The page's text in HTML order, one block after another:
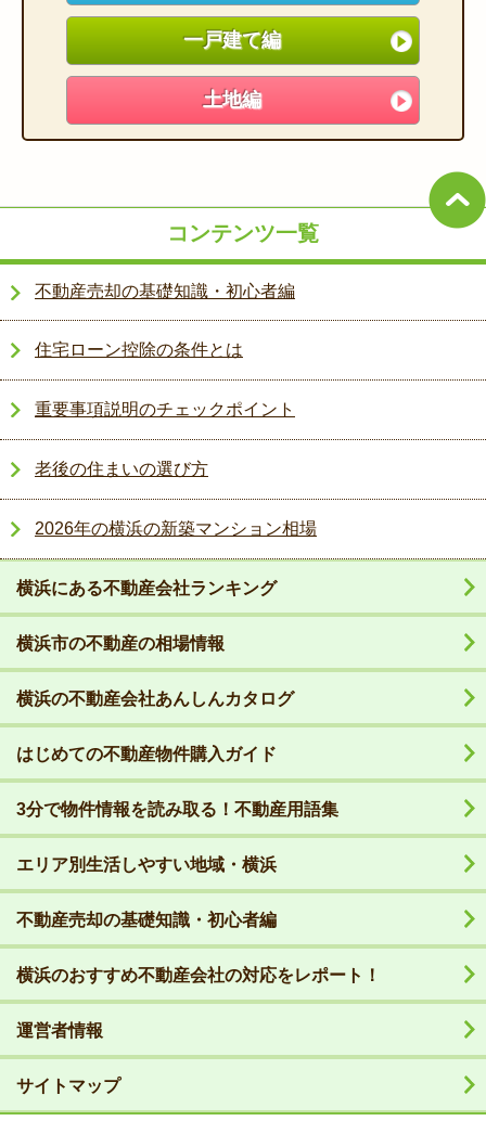
一戸建て編
土地編
コンテンツ一覧
不動産売却の基礎知識・初心者編
住宅ローン控除の条件とは
重要事項説明のチェックポイント
老後の住まいの選び方
2026年の横浜の新築マンション相場
横浜にある不動産会社ランキング
横浜市の不動産の相場情報
横浜の不動産会社あんしんカタログ
はじめての不動産物件購入ガイド
3分で物件情報を読み取る！不動産用語集
エリア別生活しやすい地域・横浜
不動産売却の基礎知識・初心者編
横浜のおすすめ不動産会社の対応をレポート！
運営者情報
サイトマップ